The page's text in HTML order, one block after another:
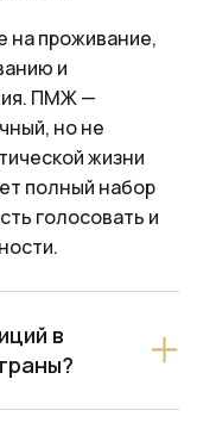
на проживание,
и
ПМЖ —
но не
жизни
полный набор
голосовать и
в